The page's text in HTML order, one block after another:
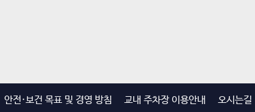
안전·보건 목표 및 경영 방침 교내 주차장 이용안내 오시는길